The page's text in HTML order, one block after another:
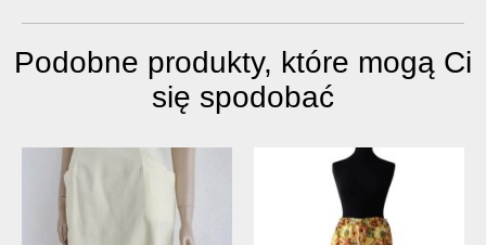
Podobne produkty, które mogą Ci
się spodobać